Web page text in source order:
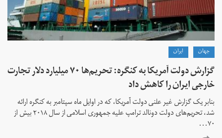
جهان ايران
گزارش دولت آمریکا به کنگره: تحریم‌ها ۷۰ میلیارد دلار تجارت
خارجی ایران را کاهش داد
بنابر یک گزارش غیر علنی دولت آمریکا، که در اوایل ماه سپتامبر به کنگره ارائه
شد، تحریم‌های دولت دونالد ترامپ علیه جمهوری اسلامی از سال ۲۰۱۸ بیش از
۷۰...